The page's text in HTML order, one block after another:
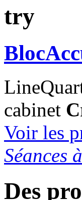
try
cabinet
Voir les
Séances
Des